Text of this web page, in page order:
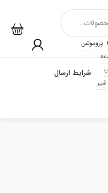
پروموشن
شیر
شرایط ارسال